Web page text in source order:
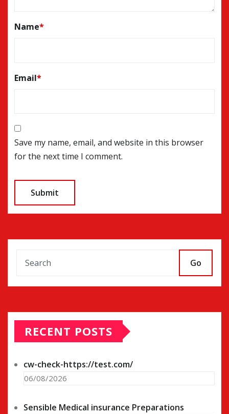
Name*
Email*
Save my name, email, and website in this browser
for the next time I comment.
Go
RECENT POSTS
cw-check-https://test.com/
06/08/2026
Sensible Medical insurance Preparations